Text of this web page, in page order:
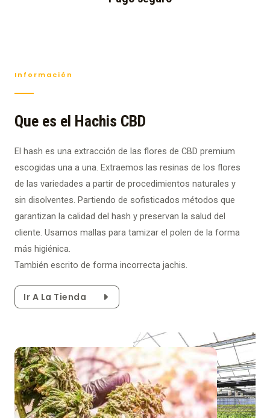
Información
Que es el Hachis CBD
El hash es una extracción de las flores de CBD premium
escogidas una a una. Extraemos las resinas de los flores
de las variedades a partir de procedimientos naturales y
sin disolventes. Partiendo de sofisticados métodos que
garantizan la calidad del hash y preservan la salud del
cliente. Usamos mallas para tamizar el polen de la forma
más higiénica.
También escrito de forma incorrecta jachis.
Ir A La Tienda